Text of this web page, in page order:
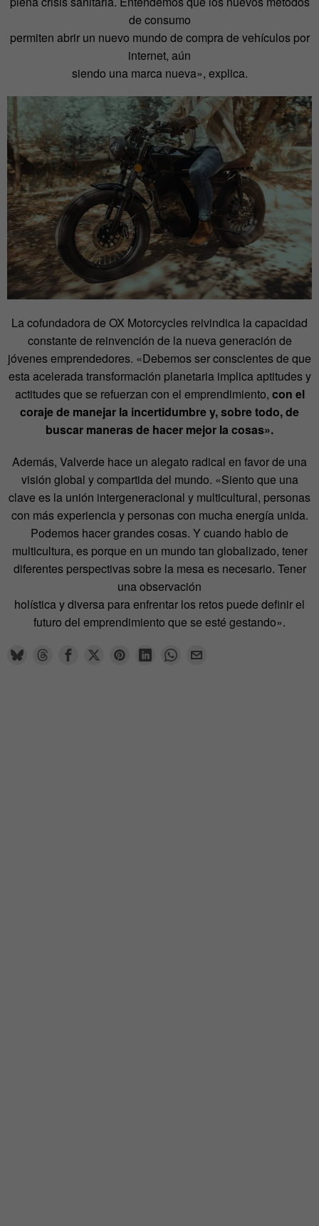
de consumo
permiten abrir un nuevo mundo de compra de vehículos por
internet, aún
siendo una marca nueva», explica.
La cofundadora de OX Motorcycles reivindica la capacidad
constante de reinvención de la nueva generación de
jóvenes emprendedores. «Debemos ser conscientes de que
esta acelerada transformación planetaria implica aptitudes y
actitudes que se refuerzan con el emprendimiento, con el
coraje de manejar la incertidumbre y, sobre todo, de
buscar maneras de hacer mejor la cosas».
Además, Valverde hace un alegato radical en favor de una
visión global y compartida del mundo. «Siento que una
clave es la unión intergeneracional y multicultural, personas
con más experiencia y personas con mucha energía unida.
Podemos hacer grandes cosas. Y cuando hablo de
multicultura, es porque en un mundo tan globalizado, tener
diferentes perspectivas sobre la mesa es necesario. Tener
una observación
holística y diversa para enfrentar los retos puede definir el
futuro del emprendimiento que se esté gestando».